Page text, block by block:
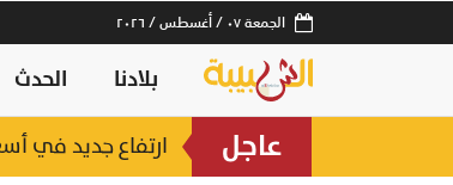
الجمعة ٠٧ / أغسطس / ٢٠٢٦
بلادنا الحدث
عاجل ارتفاع جديد في أسعار